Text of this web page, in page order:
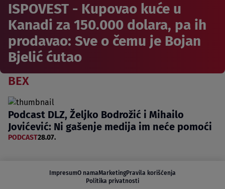
ISPOVEST - Kupovao kuće u
Kanadi za 150.000 dolara, pa ih
prodavao: Sve o čemu je Bojan
Bjelić ćutao
BEX
Podcast DLZ, Željko Bodrožić i Mihailo
Jovićević: Ni gašenje medija im neće pomoći
PODCAST28.07.
ImpresumO namaMarketingPravila korišćenja
Politika privatnosti